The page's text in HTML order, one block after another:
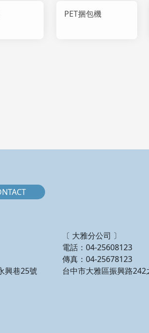
PET捆包機
興巷25號
〔 大雅分公司 〕
電話：04-25608123
傳真：04-25678123
台中市大雅區振興路242